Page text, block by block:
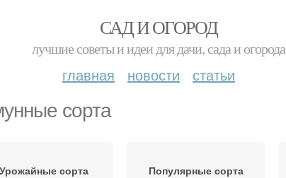
САД И ОГОРОД
лучшие советы и идеи для дачи, сада и огорода
главная новости статьи
сорта
Урожайные сорта Популярные сорта